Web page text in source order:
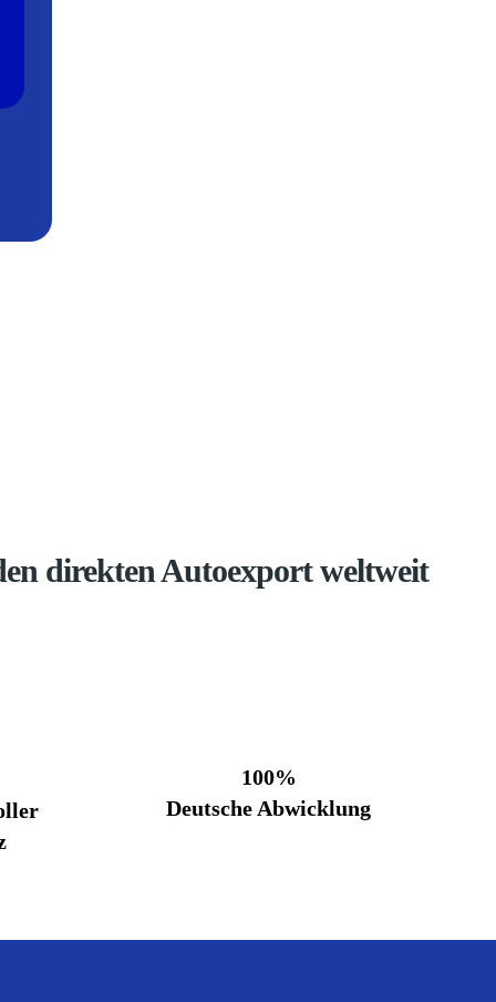
direkten Autoexport weltweit
100%
Deutsche Abwicklung